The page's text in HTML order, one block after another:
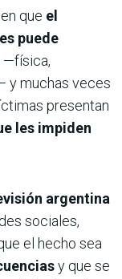
que el
puede
—física,
y muchas veces
presentan
les impiden
argentina
sociales,
el hecho sea
y que se